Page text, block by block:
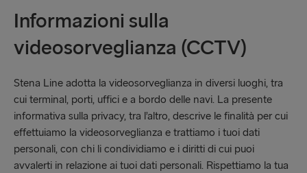
Informazioni sulla
videosorveglianza (CCTV)
Stena Line adotta la videosorveglianza in diversi luoghi, tra
cui terminal, porti, uffici e a bordo delle navi. La presente
informativa sulla privacy, tra l’altro, descrive le finalità per cui
effettuiamo la videosorveglianza e trattiamo i tuoi dati
personali, con chi li condividiamo e i diritti di cui puoi
avvalerti in relazione ai tuoi dati personali. Rispettiamo la tua